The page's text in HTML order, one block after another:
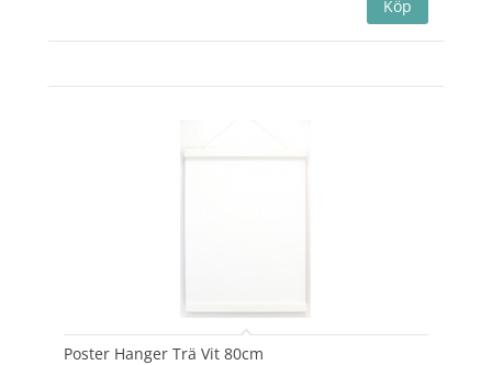
Poster Hanger Trä Vit 80cm